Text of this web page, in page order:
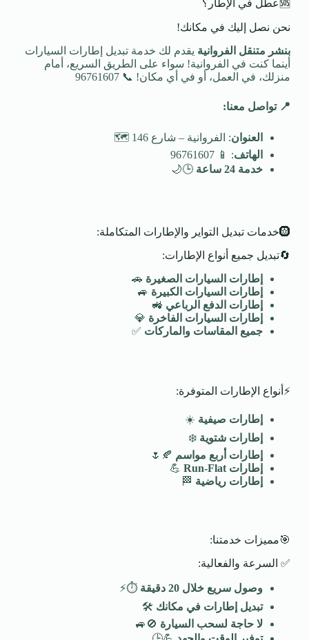
🆘عطل في الإطار؟
نحن نصل إليك في مكانك!
بنشر متنقل الفروانية يقدم لك خدمة تبديل إطارات السيارات
أينما كنت في الفروانية! سواء على الطريق السريع، أمام
منزلك، في العمل، أو في أي مكان! 📞 96761607
📍 تواصل معنا:
العنوان: الفروانية – شارع 146 🗺️
الهاتف: 📱 96761607
خدمة 24 ساعة
🕒🌙
🛞خدمات تبديل التواير والإطارات المتكاملة:
🔄تبديل جميع أنواع الإطارات:
إطارات السيارات الصغيرة 🚗
إطارات السيارات الكبيرة 🚙
إطارات الدفع الرباعي 🚜
إطارات السيارات الفاخرة 💎
جميع المقاسات والماركات ✅
⚡أنواع الإطارات المتوفرة:
إطارات صيفية ☀️
إطارات شتوية ❄️
إطارات أربع مواسم 🍂🌷
إطارات Run-Flat
💪
إطارات رياضية 🏁
🎯مميزات خدمتنا:
✅ السرعة والفعالية:
وصول سريع خلال 20 دقيقة
⏱️⚡
تبديل إطارات في مكانك 🛠️
لا حاجة لسحب السيارة 🚫🚙